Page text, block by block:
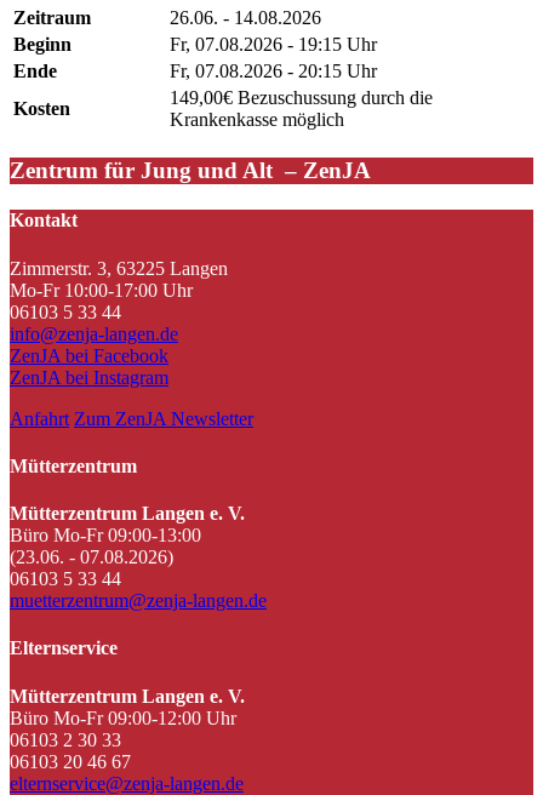
Zeitraum
26.06. - 14.08.2026
Beginn
Fr, 07.08.2026 - 19:15 Uhr
Ende
Fr, 07.08.2026 - 20:15 Uhr
Kosten
149,00€ Bezuschussung durch die
Krankenkasse möglich
Zentrum für Jung und Alt – ZenJA
Kontakt
Zimmerstr. 3, 63225 Langen
Mo-Fr 10:00-17:00 Uhr
06103 5 33 44
info@zenja-langen.de
ZenJA bei Facebook
ZenJA bei Instagram
Anfahrt Zum ZenJA Newsletter
Mütterzentrum
Mütterzentrum Langen e. V.
Büro Mo-Fr 09:00-13:00
(23.06. - 07.08.2026)
06103 5 33 44
muetterzentrum@zenja-langen.de
Elternservice
Mütterzentrum Langen e. V.
Büro Mo-Fr 09:00-12:00 Uhr
06103 2 30 33
06103 20 46 67
elternservice@zenja-langen.de